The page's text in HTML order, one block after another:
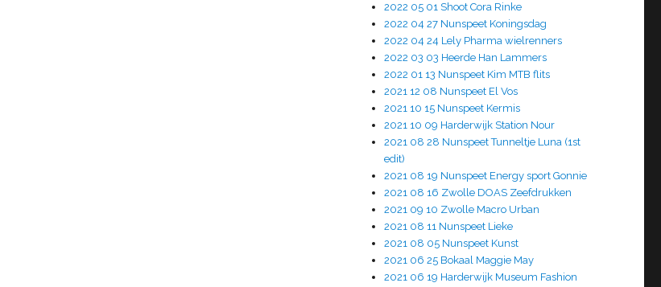
2022 05 01 Shoot Cora Rinke
2022 04 27 Nunspeet Koningsdag
2022 04 24 Lely Pharma wielrenners
2022 03 03 Heerde Han Lammers
2022 01 13 Nunspeet Kim MTB flits
2021 12 08 Nunspeet El Vos
2021 10 15 Nunspeet Kermis
2021 10 09 Harderwijk Station Nour
2021 08 28 Nunspeet Tunneltje Luna (1st
edit)
2021 08 19 Nunspeet Energy sport Gonnie
2021 08 16 Zwolle DOAS Zeefdrukken
2021 09 10 Zwolle Macro Urban
2021 08 11 Nunspeet Lieke
2021 08 05 Nunspeet Kunst
2021 06 25 Bokaal Maggie May
2021 06 19 Harderwijk Museum Fashion